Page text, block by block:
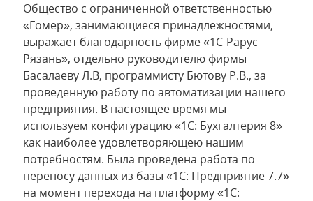
Общество с ограниченной ответственностью
«Гомер», занимающиеся принадлежностями,
выражает благодарность фирме «1С-Рарус
Рязань», отдельно руководителю фирмы
Басалаеву Л.В, программисту Бютову Р.В., за
проведенную работу по автоматизации нашего
предприятия. В настоящее время мы
используем конфигурацию «1С: Бухгалтерия 8»
как наиболее удовлетворяющею нашим
потребностям. Была проведена работа по
переносу данных из базы «1С: Предприятие 7.7»
на момент перехода на платформу «1С: